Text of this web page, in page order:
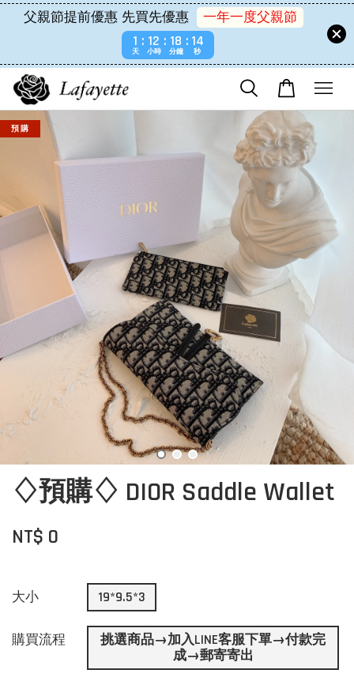
父親節提前優惠 先買先優惠
一年一度父親節
1
天
12
小時
18
分鐘
14
秒
預 購
♢預購♢ DIOR Saddle Wallet
NT$ 0
大小 19*9.5*3
購買流程
挑選商品→加入LINE客服下單→付款完
成→郵寄寄出